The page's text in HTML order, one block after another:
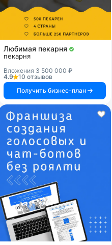
Любимая пекарня
пекарня
Вложения 3 500 000 ₽
4.9
10 отзывов
Получить бизнес-план